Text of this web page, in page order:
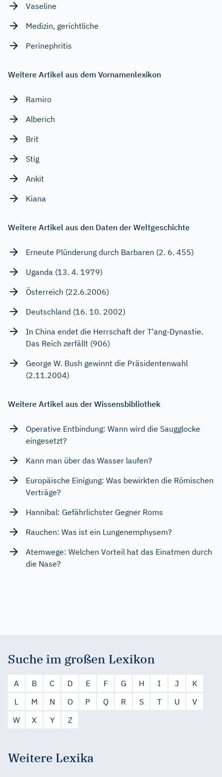
Vaseline
Medizin, gerichtliche
Perinephritis
Weitere Artikel aus dem Vornamenlexikon
Ramiro
Alberich
Brit
Stig
Ankit
Kiana
Weitere Artikel aus den Daten der Weltgeschichte
Erneute Plünderung durch Barbaren (2. 6. 455)
Uganda (13. 4. 1979)
Österreich (22.6.2006)
Deutschland (16. 10. 2002)
In China endet die Herrschaft der T'ang-Dynastie.
Das Reich zerfällt (906)
George W. Bush gewinnt die Präsidentenwahl
(2.11.2004)
Weitere Artikel aus der Wissensbibliothek
Operative Entbindung: Wann wird die Saugglocke
eingesetzt?
Kann man über das Wasser laufen?
Europäische Einigung: Was bewirkten die Römischen
Verträge?
Hannibal: Gefährlichster Gegner Roms
Rauchen: Was ist ein Lungenemphysem?
Atemwege: Welchen Vorteil hat das Einatmen durch
die Nase?
Suche im großen Lexikon
A B C D E F G H I J
K
L
M N O P Q R S T U
V
W
X Y Z
Weitere Lexika